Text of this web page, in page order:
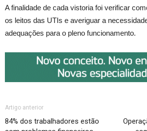
A finalidade de cada vistoria foi verificar
os leitos das UTIs e averiguar a
adequações para o pleno funcionamento.
Artigo anterior
84% dos trabalhadores estão